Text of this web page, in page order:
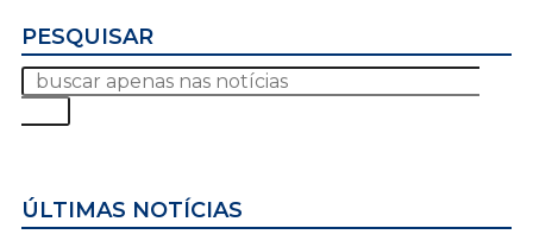
PESQUISAR
ÚLTIMAS NOTÍCIAS